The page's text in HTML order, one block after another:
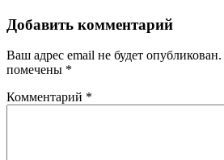
Добавить комментарий
Ваш адрес email не будет опубликован.
помечены *
Комментарий *